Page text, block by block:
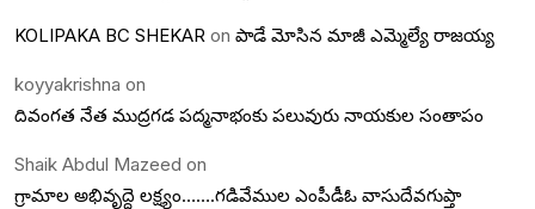
KOLIPAKA BC SHEKAR on పాడే మోసిన మాజీ ఎమ్మెల్యే రాజయ్య
koyyakrishna on
దివంగత నేత ముద్రగడ పద్మనాభంకు పలువురు నాయకుల సంతాపం
Shaik Abdul Mazeed on
గ్రామాల అభివృద్దె లక్ష్యం…….గడివేముల ఎంపీడీఓ వాసుదేవగుప్తా